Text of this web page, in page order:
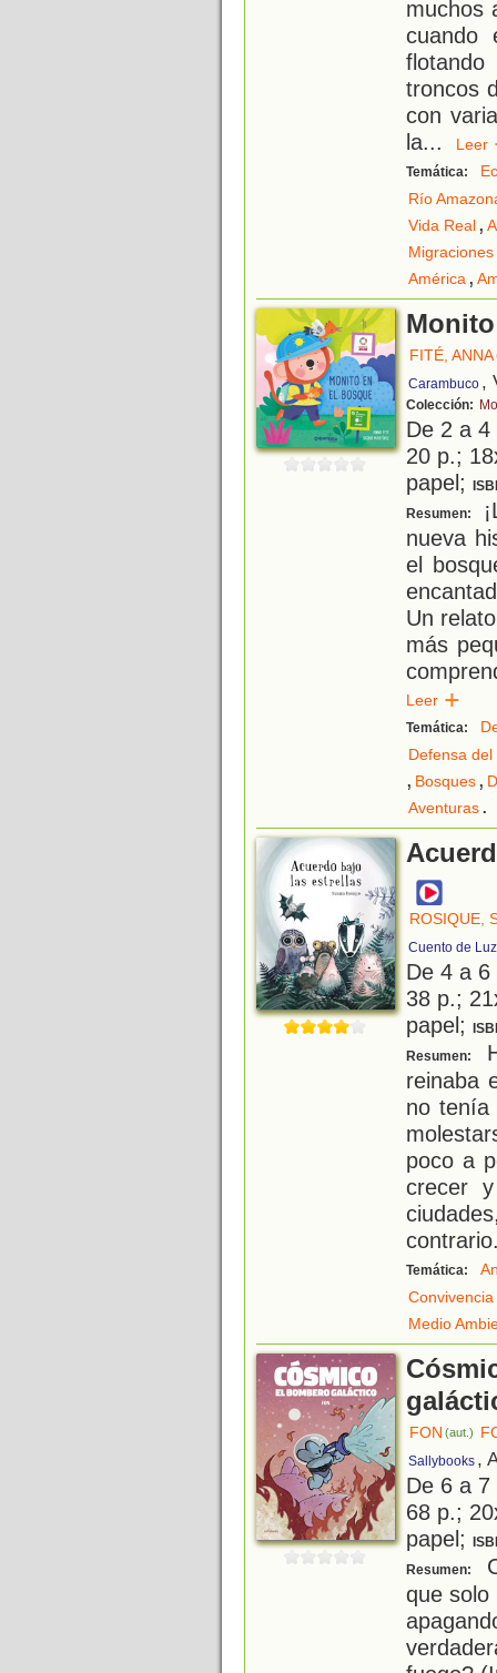
muchos
cuando
troncos
con
la...
Temática:
Río
Vida Real,
Migraciones
América,
FITÉ, ANNA
Carambuco ,
Colección:
De 2 a
20 p.;
papel;
Resumen:
nueva
el
Un
más
Leer
Temática:
Defensa
, Bosques,
Aventuras.
ROSIQUE,
Cuento de Luz
De 4 a
38 p.;
papel;
Resumen:
reinaba
no tenía
poco a
crecer
contrario
Temática:
Convivencia
Medio
FON (aut.)
Sallybooks ,
De 6 a
68 p.;
papel;
Resumen:
que solo